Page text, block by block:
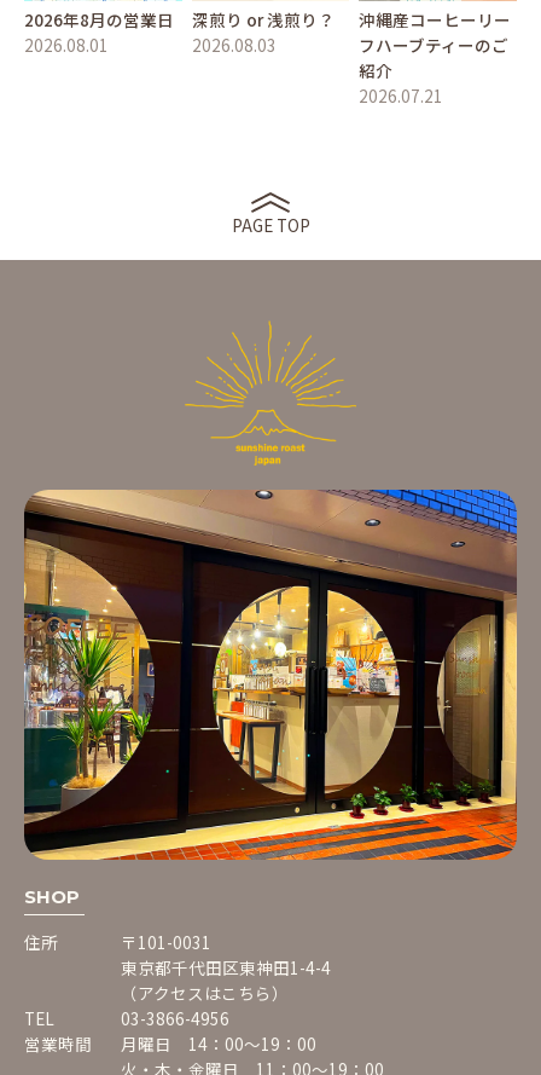
2026年8月の営業日
2026.08.01
深煎り or 浅煎り？
2026.08.03
沖縄産コーヒーリー
フハーブティーのご
紹介
2026.07.21
PAGE TOP
SHOP
住所
〒101-0031
東京都千代田区東神田1-4-4
（アクセスはこちら）
TEL
03-3866-4956
営業時間
月曜日 14：00〜19：00
火・木・金曜日 11：00〜19：00